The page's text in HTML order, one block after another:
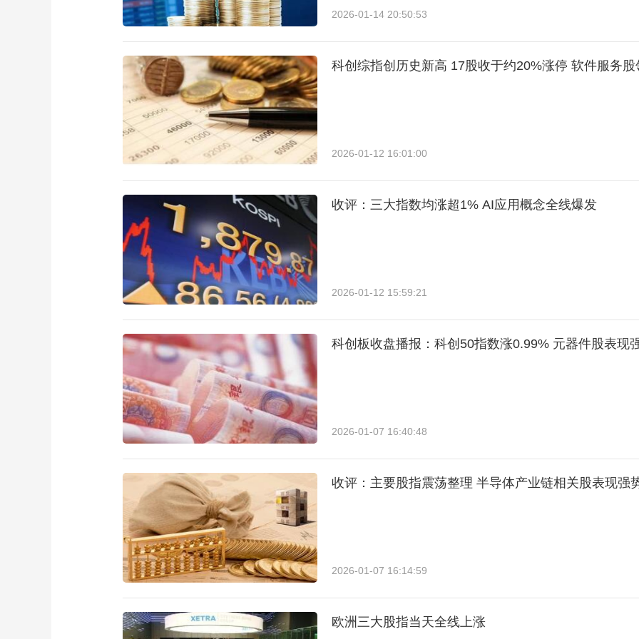
2026-01-14 20:50:53
科创综指创历史新高 17股收于约20%涨停 软件服务股
2026-01-12 16:01:00
收评：三大指数均涨超1% AI应用概念全线爆发
2026-01-12 15:59:21
科创板收盘播报：科创50指数涨0.99% 元器件股表现
2026-01-07 16:40:48
收评：主要股指震荡整理 半导体产业链相关股表现强
2026-01-07 16:14:59
欧洲三大股指当天全线上涨